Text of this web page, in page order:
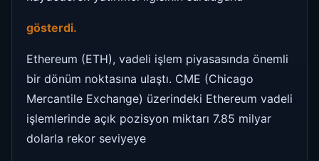
gösterdi.
Ethereum (ETH), vadeli işlem piyasasında önemli
bir dönüm noktasına ulaştı. CME (Chicago
Mercantile Exchange) üzerindeki Ethereum vadeli
işlemlerinde açık pozisyon miktarı 7.85 milyar
dolarla rekor seviyeye